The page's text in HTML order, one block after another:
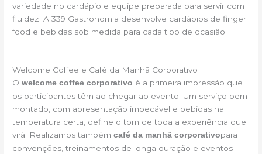
variedade no cardápio e equipe preparada para servir com
fluidez. A 339 Gastronomia desenvolve cardápios de finger
food e bebidas sob medida para cada tipo de ocasião.
Welcome Coffee e Café da Manhã Corporativo
Owelcome coffee corporativo é a primeira impressão que
os participantes têm ao chegar ao evento. Um serviço bem
montado, com apresentação impecável e bebidas na
temperatura certa, define o tom de toda a experiência que
virá. Realizamos tambémcafé da manhã corporativopara
convenções, treinamentos de longa duração e eventos